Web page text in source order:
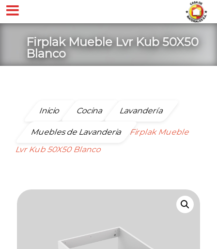
Firplak Mueble Lvr Kub 50X50
Blanco
Inicio Cocina Lavandería
Muebles de Lavanderia
Firplak Mueble
Lvr Kub 50X50 Blanco